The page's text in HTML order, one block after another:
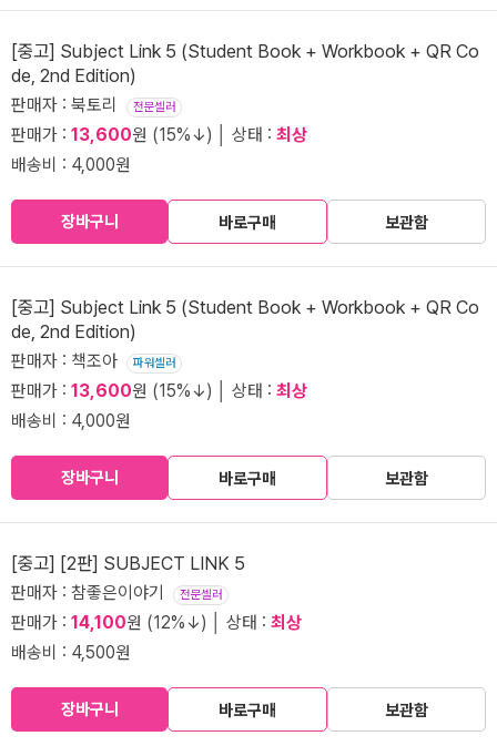
[중고] Subject Link 5 (Student Book + Workbook + QR Co
de, 2nd Edition)
판매자 : 북토리 전문셀러
판매가 : 13,600원 (15%↓) │ 상태 : 최상
배송비 : 4,000원
장바구니 바로구매 보관함
[중고] Subject Link 5 (Student Book + Workbook + QR Co
de, 2nd Edition)
판매자 : 책조아 파워셀러
판매가 : 13,600원 (15%↓) │ 상태 : 최상
배송비 : 4,000원
장바구니 바로구매 보관함
[중고] [2판] SUBJECT LINK 5
판매자 : 참좋은이야기 전문셀러
판매가 : 14,100원 (12%↓) │ 상태 : 최상
배송비 : 4,500원
장바구니 바로구매 보관함